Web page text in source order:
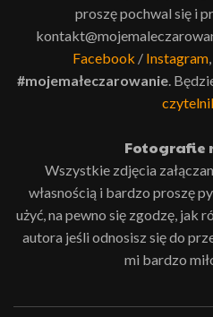
proszę pochwal się i
Facebook / Instagram
#mojemałeczarowanie.
Fotografie
Wszystkie zdjęcia
własnością i bardzo proszę
użyć, na pewno się zgodzę, jak
autora jeśli odnosisz się do
mi bardzo